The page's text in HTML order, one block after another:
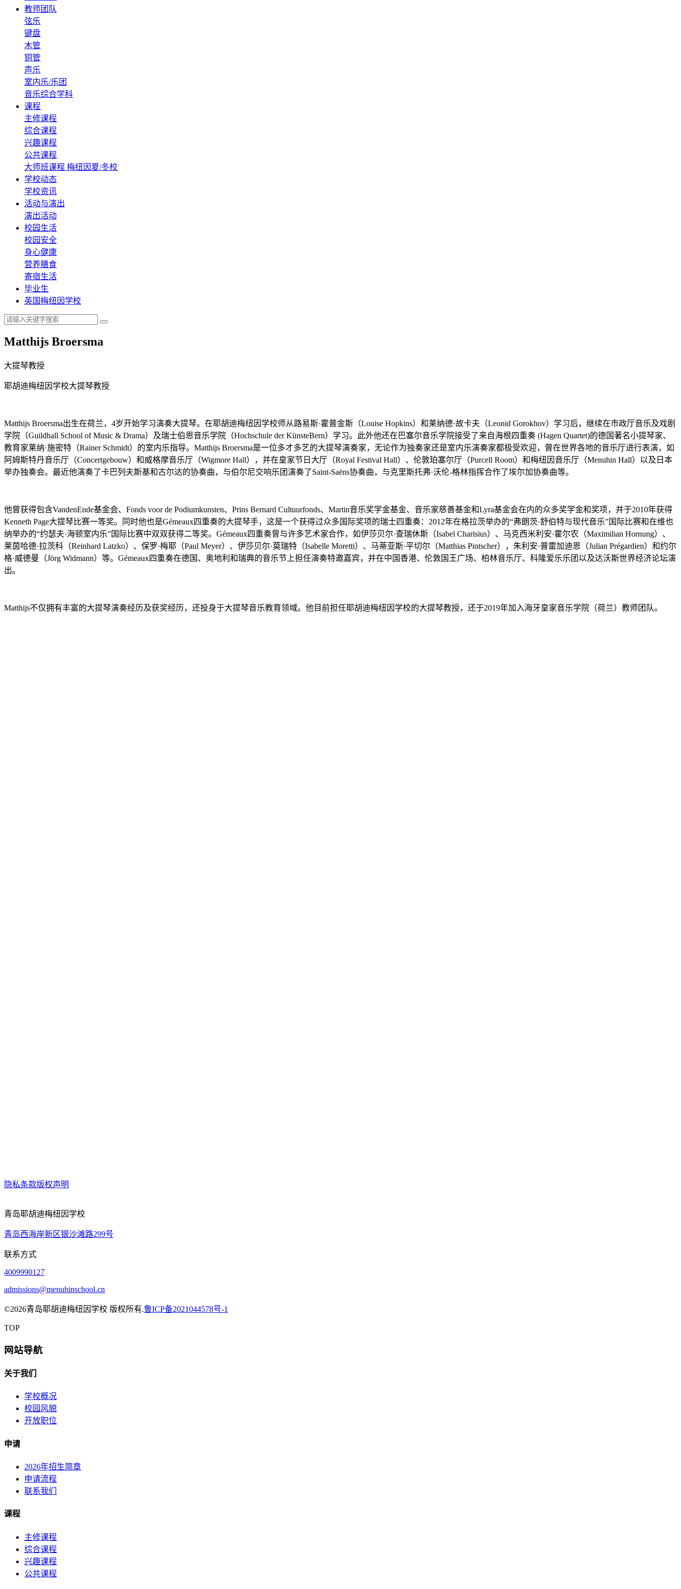
教师团队
弦乐
键盘
木管
铜管
声乐
室内乐/乐团
音乐综合学科
课程
主修课程
综合课程
兴趣课程
公共课程
大师班课程 梅纽因夏/冬校
学校动态
学校资讯
活动与演出
演出活动
校园生活
校园安全
身心健康
营养膳食
寄宿生活
毕业生
英国梅纽因学校
Matthijs Broersma
大提琴教授
耶胡迪梅纽因学校大提琴教授
Matthijs Broersma出生在荷兰，4岁开始学习演奏大提琴。在耶胡迪梅纽因学校师从路易斯·霍普金斯（Louise Hopkins）和莱纳德·故卡夫（Leonid Gorokhov）学习后，继续在市政厅音乐及戏剧
学院（Guildhall School of Music & Drama）及瑞士伯恩音乐学院（Hochschule der KünsteBern）学习。此外他还在巴塞尔音乐学院接受了来自海根四重奏 (Hagen Quartet)的德国著名小提琴家、
教育家莱纳·施密特（Rainer Schmidt）的室内乐指导。Matthijs Broersma是一位多才多艺的大提琴演奏家，无论作为独奏家还是室内乐演奏家都极受欢迎，曾在世界各地的音乐厅进行表演，如
阿姆斯特丹音乐厅（Concertgebouw）和威格摩音乐厅（Wigmore Hall），并在皇家节日大厅（Royal Festival Hall）、伦敦珀塞尔厅（Purcell Room）和梅纽因音乐厅（Menuhin Hall）以及日本
举办独奏会。最近他演奏了卡巴列夫斯基和古尔达的协奏曲，与伯尔尼交响乐团演奏了Saint-Saëns协奏曲，与克里斯托弗·沃伦-格林指挥合作了埃尔加协奏曲等。
他曾获得包含VandenEnde基金会、Fonds voor de Podiumkunsten、Prins Bernard Cultuurfonds、Martin音乐奖学金基金、音乐家慈善基金和Lyra基金会在内的众多奖学金和奖项，并于2010年获得
Kenneth Page大提琴比赛一等奖。同时他也是Gémeaux四重奏的大提琴手，这是一个获得过众多国际奖项的瑞士四重奏：2012年在格拉茨举办的“弗朗茨·舒伯特与现代音乐”国际比赛和在维也
纳举办的“约瑟夫·海顿室内乐”国际比赛中双双获得二等奖。Gémeaux四重奏曾与许多艺术家合作，如伊莎贝尔·查瑞休斯（Isabel Charisius）、马克西米利安·霍尔农（Maximilian Hornung）、
莱茵哈德·拉茨科（Reinhard Latzko）、保罗·梅耶（Paul Meyer）、伊莎贝尔·莫瑞特（Isabelle Moretti）、马蒂亚斯·平切尔（Matthias Pintscher），朱利安·普雷加迪恩（Julian Prégardien）和约尔
格·威德曼（Jörg Widmann）等。Gémeaux四重奏在德国、奥地利和瑞典的音乐节上担任演奏特邀嘉宾，并在中国香港、伦敦国王广场、柏林音乐厅、科隆爱乐乐团以及达沃斯世界经济论坛演
出。
Matthijs不仅拥有丰富的大提琴演奏经历及获奖经历，还投身于大提琴音乐教育领域。他目前担任耶胡迪梅纽因学校的大提琴教授，还于2019年加入海牙皇家音乐学院（荷兰）教师团队。
隐私条款版权声明
青岛耶胡迪梅纽因学校
青岛西海岸新区银沙滩路299号
联系方式
4009990127
admissions@menuhinschool.cn
©2026青岛耶胡迪梅纽因学校 版权所有.鲁ICP备2021044578号-1
TOP
网站导航
关于我们
学校概况
校园风貌
开放职位
申请
2026年招生简章
申请流程
联系我们
课程
主修课程
综合课程
兴趣课程
公共课程